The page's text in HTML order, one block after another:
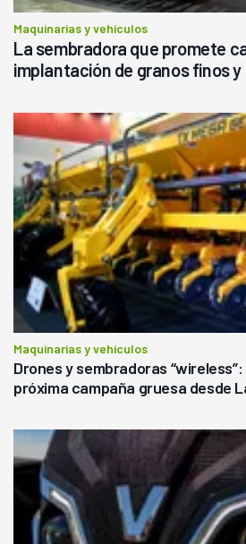
Maquinarias y vehículos
La sembradora que promete
implantación de granos finos
Maquinarias y vehículos
Drones y sembradoras
próxima campaña gruesa desde